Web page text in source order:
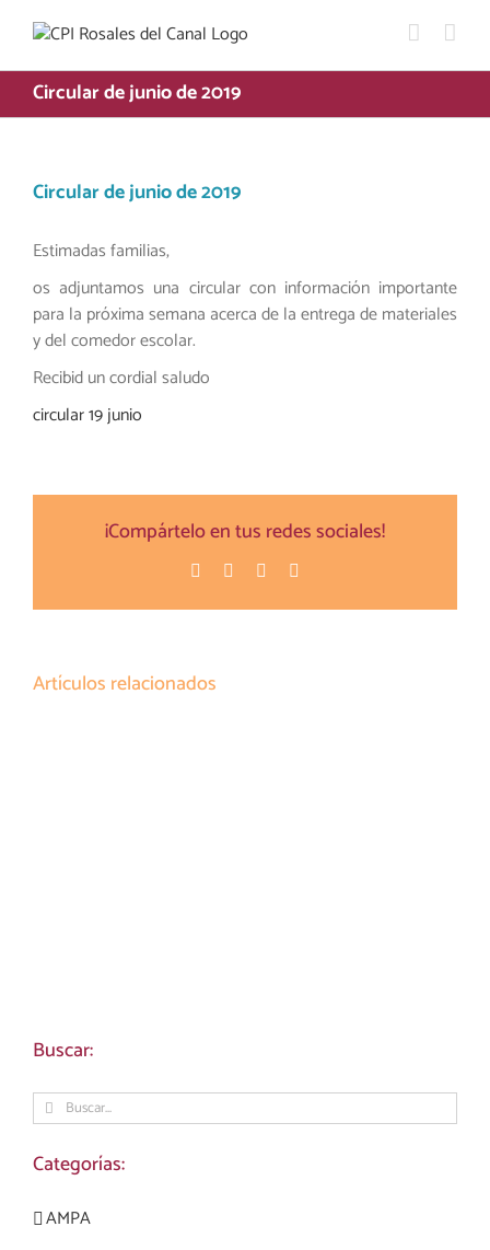
contenido
Circular de junio de 2019
Circular de junio de 2019
Estimadas familias,
os adjuntamos una circular con información importante
para la próxima semana acerca de la entrega de materiales
y del comedor escolar.
Recibid un cordial saludo
circular 19 junio
¡Compártelo en tus redes sociales!
Facebook
TwitterPinterest
Artículos relacionados
Buscar:
Buscar:
Categorías:
AMPA